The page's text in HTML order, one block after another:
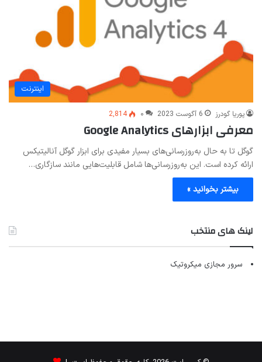
اینترنت
پوریا گودرز 6 آگوست 2023 ۰ 2,814
معرفی ابزارهای Google Analytics
گوگل تا به حال به‌روزرسانی‌های بسیار مفیدی برای ابزار گوگل آنالیتیکس
ارائه کرده است. این به‌روزرسانی‌ها شامل قابلیت‌هایی مانند سازگاری…
بیشتر بخوانید »
لینک های منتخب
سرور مجازی میکروتیک